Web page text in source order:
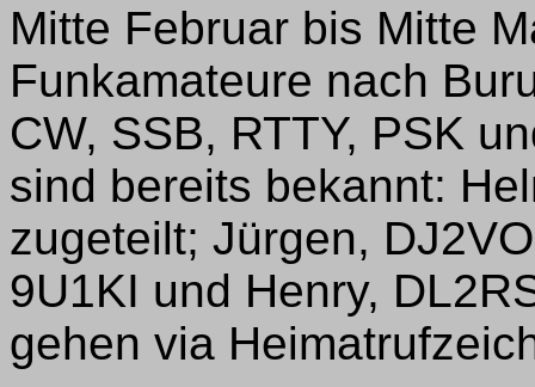
Mitte Februar bis Mitte
Funkamateure nach
CW, SSB, RTTY, PSK
sind bereits bekannt:
zugeteilt; Jürgen,
9U1KI und Henry,
gehen via